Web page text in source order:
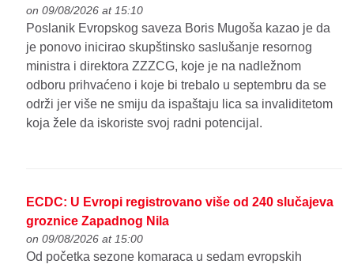
on 09/08/2026 at 15:10
Poslanik Evropskog saveza Boris Mugoša kazao je da
je ponovo inicirao skupštinsko saslušanje resornog
ministra i direktora ZZZCG, koje je na nadležnom
odboru prihvaćeno i koje bi trebalo u septembru da se
održi jer više ne smiju da ispaštaju lica sa invaliditetom
koja žele da iskoriste svoj radni potencijal.
ECDC: U Evropi registrovano više od 240 slučajeva
groznice Zapadnog Nila
on 09/08/2026 at 15:00
Od početka sezone komaraca u sedam evropskih